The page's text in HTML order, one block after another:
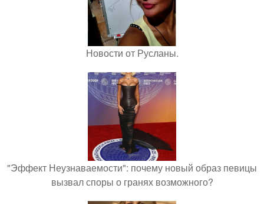
Новости от Русланы.
"Эффект Неузнаваемости": почему новый образ певицы
вызвал споры о гранях возможного?